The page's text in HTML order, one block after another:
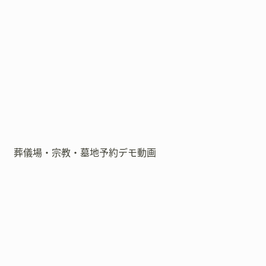
葬儀場・宗教・墓地予約デモ動画